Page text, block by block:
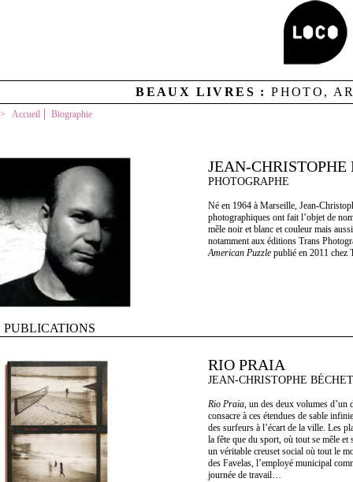
BEAUX LIVRES :PHOTO,
Accueil Biographie
JEAN-CHRISTOPHE
PHOTOGRAPHE
Né en 1964 à Marseille, Jean-
photographiques ont fait l’objet de
mêle noir et blanc et couleur mais
notamment aux éditions Trans
American Puzzle publié en 2011 chez
PUBLICATIONS
RIO PRAIA
JEAN-CHRISTOPHE BÉCHET
Rio Praia, un des deux volumes d’un
consacre à ces étendues de sable
des surfeurs à l’écart de la ville. Les
la fête que du sport, où tout se mêle et
un véritable creuset social où tout le
des Favelas, l’employé municipal
journée de travail…